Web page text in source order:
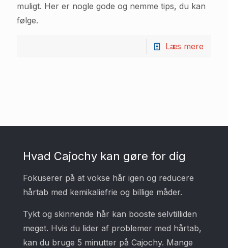
muligt. Her er nogle gode og nemme tips, du kan
følge.
Læs mere
Hvad Cajochy kan gøre for dig
Fokuserer på at vokse hår igen og reducere
hårtab med kemikaliefrie og billige måder.
Tykt og skinnende hår kan booste selvtilliden
meget. Hvis du lider af problemer med hårtab,
kan du bruge 5 minutter på Cajochy. Mange